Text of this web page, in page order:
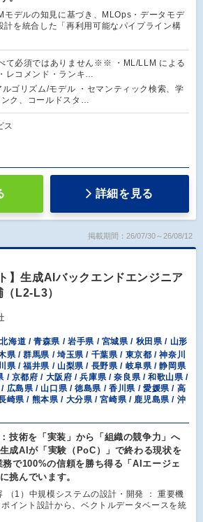
モデルの知見に基づき、MLOps・データモデ
計を統合した「再利用可能なパイプライン構
必須ではありません※※ ・ML/LLM による
レコメンド・ランキ…
ルゴリズム/モデル ・セマンティック検索、学
ク、コールドスタ…
ス
詳細を見る
掲載期間：26/07/30～26/08/12
】生成AIバックエンドエンジニア
L2-L3）
北海道 / 青森県 / 岩手県 / 宮城県 / 秋田県 / 山形
県 / 群馬県 / 埼玉県 / 千葉県 / 東京都 / 神奈川
県 / 福井県 / 山梨県 / 長野県 / 岐阜県 / 静岡県
/ 京都府 / 大阪府 / 兵庫県 / 奈良県 / 和歌山県 /
広島県 / 山口県 / 徳島県 / 香川県 / 愛媛県 / 高
崎県 / 熊本県 / 大分県 / 宮崎県 / 鹿児島県 / 沖
技術を「実装」から「組織の競争力」へ
成AIが「実験（PoC）」で終わる現状を
で100%の信頼を勝ち得る「AIエージェ
挑んでいます。
（1）中規模システムの設計・開発 ： 重要機
イント設計から、ベクトルデータベースを統